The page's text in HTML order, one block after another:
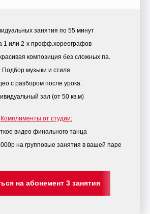
занятия по 55 минут
1 или 2-х профф.хореографов
композиция без сложных па.
Подбор музыки и стиля
с разбором после урока.
зал (от 50 кв.м)
Комплименты от студии:
видео финального танца
на групповые занятия в вашей паре
на абонемент 3 занятия